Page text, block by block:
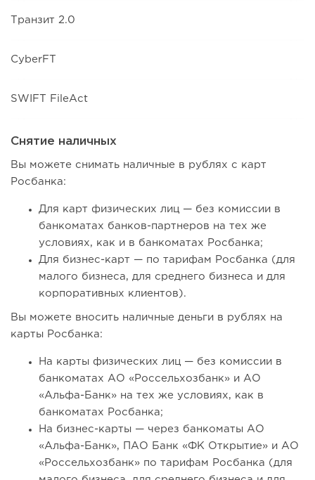
Транзит 2.0
CyberFT
SWIFT FileAct
Снятие наличных
Вы можете снимать наличные в рублях с карт
Росбанка:
Для карт физических лиц — без комиссии в
банкоматах банков-партнеров на тех же
условиях, как и в банкоматах Росбанка;
Для бизнес-карт — по тарифам Росбанка (для
малого бизнеса, для среднего бизнеса и для
корпоративных клиентов).
Вы можете вносить наличные деньги в рублях на
карты Росбанка:
На карты физических лиц — без комиссии в
банкоматах АО «Россельхозбанк» и АО
«Альфа-Банк» на тех же условиях, как в
банкоматах Росбанка;
На бизнес-карты — через банкоматы АО
«Альфа-Банк», ПАО Банк «ФК Открытие» и АО
«Россельхозбанк» по тарифам Росбанка (для